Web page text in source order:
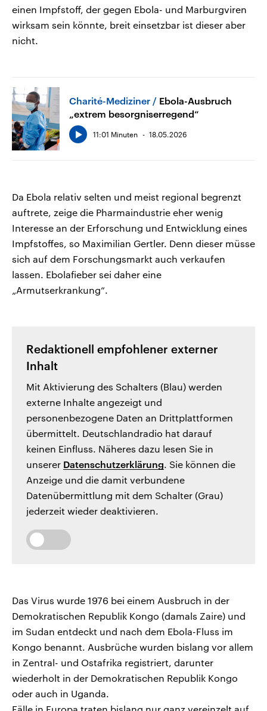
einen Impfstoff, der gegen Ebola- und Marburgviren
wirksam sein könnte, breit einsetzbar ist dieser aber
nicht.
Charité-Mediziner
Ebola-Ausbruch
„extrem besorgniserregend“
11:01 Minuten 18.05.2026
Da Ebola relativ selten und meist regional begrenzt
auftrete, zeige die Pharmaindustrie eher wenig
Interesse an der Erforschung und Entwicklung eines
Impfstoffes, so Maximilian Gertler. Denn dieser müsse
sich auf dem Forschungsmarkt auch verkaufen
lassen. Ebolafieber sei daher eine
„Armutserkrankung“.
Redaktionell empfohlener externer
Inhalt
Mit Aktivierung des Schalters (Blau) werden
externe Inhalte angezeigt und
personenbezogene Daten an Drittplattformen
übermittelt. Deutschlandradio hat darauf
keinen Einfluss. Näheres dazu lesen Sie in
unserer Datenschutzerklärung. Sie können die
Anzeige und die damit verbundene
Datenübermittlung mit dem Schalter (Grau)
jederzeit wieder deaktivieren.
Das Virus wurde 1976 bei einem Ausbruch in der
Demokratischen Republik Kongo (damals Zaire) und
im Sudan entdeckt und nach dem Ebola-Fluss im
Kongo benannt. Ausbrüche wurden bislang vor allem
in Zentral- und Ostafrika registriert, darunter
wiederholt in der Demokratischen Republik Kongo
oder auch in Uganda.